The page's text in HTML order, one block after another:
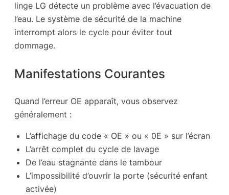
linge LG détecte un problème avec l’évacuation de
l’eau. Le système de sécurité de la machine
interrompt alors le cycle pour éviter tout
dommage.
Manifestations Courantes
Quand l’erreur OE apparaît, vous observez
généralement :
L’affichage du code « OE » ou « 0E » sur l’écran
L’arrêt complet du cycle de lavage
De l’eau stagnante dans le tambour
L’impossibilité d’ouvrir la porte (sécurité enfant
activée)